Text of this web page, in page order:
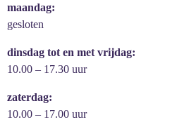
maandag:
gesloten
dinsdag tot en met vrijdag:
10.00 – 17.30 uur
zaterdag:
10.00 – 17.00 uur